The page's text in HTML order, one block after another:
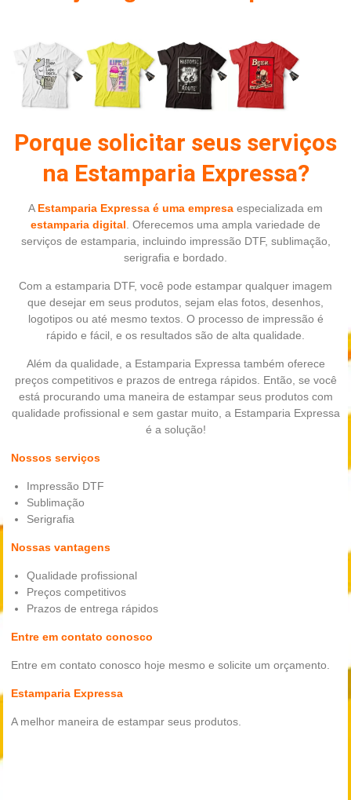
Porque solicitar seus serviços
na Estamparia Expressa?
A Estamparia Expressa é uma empresa especializada em
estamparia digital . Oferecemos uma ampla variedade de
serviços de estamparia, incluindo impressão DTF, sublimação,
serigrafia e bordado.
Com a estamparia DTF, você pode estampar qualquer imagem
que desejar em seus produtos, sejam elas fotos, desenhos,
logotipos ou até mesmo textos. O processo de impressão é
rápido e fácil, e os resultados são de alta qualidade.
Além da qualidade, a Estamparia Expressa também oferece
preços competitivos e prazos de entrega rápidos. Então, se você
está procurando uma maneira de estampar seus produtos com
qualidade profissional e sem gastar muito, a Estamparia Expressa
é a solução!
Nossos serviços
Impressão DTF
Sublimação
Serigrafia
Nossas vantagens
Qualidade profissional
Preços competitivos
Prazos de entrega rápidos
Entre em contato conosco
Entre em contato conosco hoje mesmo e solicite um orçamento.
Estamparia Expressa
A melhor maneira de estampar seus produtos.